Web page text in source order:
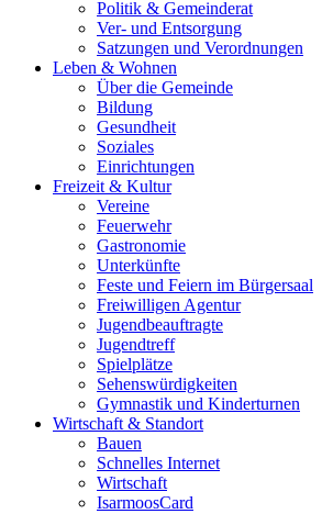
Politik & Gemeinderat
Ver- und Entsorgung
Satzungen und Verordnungen
Leben & Wohnen
Über die Gemeinde
Bildung
Gesundheit
Soziales
Einrichtungen
Freizeit & Kultur
Vereine
Feuerwehr
Gastronomie
Unterkünfte
Feste und Feiern im Bürgersaal
Freiwilligen Agentur
Jugendbeauftragte
Jugendtreff
Spielplätze
Sehenswürdigkeiten
Gymnastik und Kinderturnen
Wirtschaft & Standort
Bauen
Schnelles Internet
Wirtschaft
IsarmoosCard